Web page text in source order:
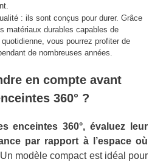
: ils sont conçus pour durer. Grâce
matériaux durables capables de
vous pourrez profiter de
de nombreuses années.
en compte avant
360° ?
enceintes 360°, évaluez leur
par rapport à l’espace où
modèle compact est idéal pour